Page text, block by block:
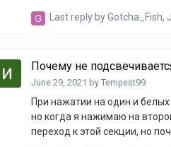
Last reply byGotcha_Fish,
Почему не
June 29, 2021 by Tempest99
При нажатии на один и
но когда я нажимаю на
переход к этой секции, но